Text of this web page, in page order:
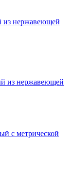
из нержавеющей
из нержавеющей
с метрической